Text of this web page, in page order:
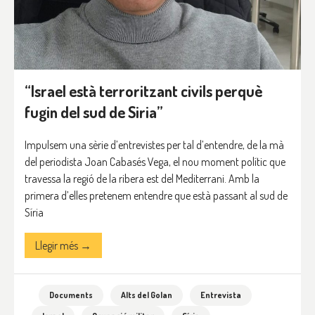
“Israel està terroritzant civils perquè
fugin del sud de Siria”
Impulsem una sèrie d’entrevistes per tal d’entendre, de la mà
del periodista Joan Cabasés Vega, el nou moment polític que
travessa la regió de la ribera est del Mediterrani. Amb la
primera d’elles pretenem entendre que està passant al sud de
Síria
Llegir més →
Documents Alts del Golan
Entrevista